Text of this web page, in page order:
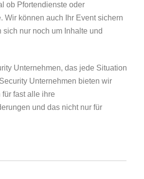
ob Pfortendienste oder
Wir können auch Ihr Event sichern
sich nur noch um Inhalte und
Unternehmen, das jede Situation
Unternehmen bieten wir
für fast alle ihre
und das nicht nur für